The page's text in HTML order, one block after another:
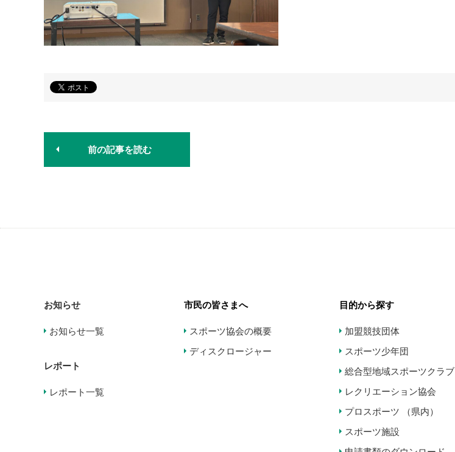
前の記事を読む
お知らせ
お知らせ一覧
レポート
レポート一覧
市民の皆さまへ
スポーツ協会の概要
ディスクロージャー
目的から探す
加盟競技団体
スポーツ少年団
総合型地域スポーツクラブ
レクリエーション協会
プロスポーツ （県内）
スポーツ施設